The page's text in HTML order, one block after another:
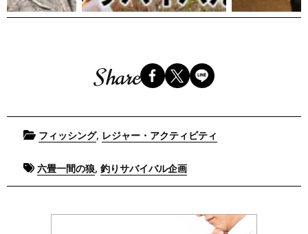
Share
Postedフィッシング, レジャー・アクティビティ
Tagged
六畳一間の狼, 釣りサバイバル企画